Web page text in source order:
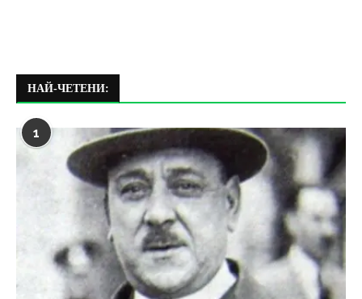
НАЙ-ЧЕТЕНИ:
1